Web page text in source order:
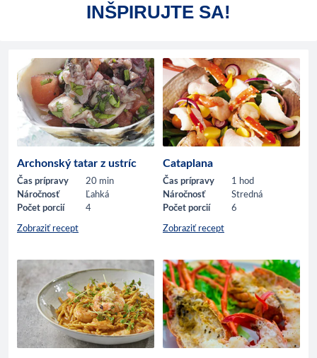
INŠPIRUJTE SA!
Archonský tatar z ustríc
Čas prípravy
20 min
Náročnosť
Ľahká
Počet porcií
4
Zobraziť recept
Cataplana
Čas prípravy
1 hod
Náročnosť
Stredná
Počet porcií
6
Zobraziť recept